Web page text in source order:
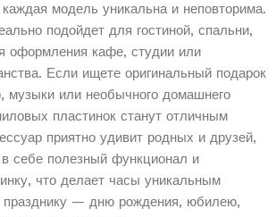
модель уникальна и неповторима.
подойдет для гостиной, спальни,
оформления кафе, студии или
Если ищете оригинальный подарок
музыки или необычного домашнего
пластинок станут отличным
приятно удивит родных и друзей,
себе полезный функционал и
что делает часы уникальным
— дню рождения, юбилею,